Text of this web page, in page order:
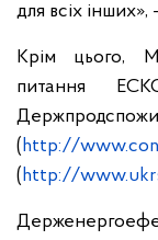
для всіх
Крім цього,
питання
(http://
(http://